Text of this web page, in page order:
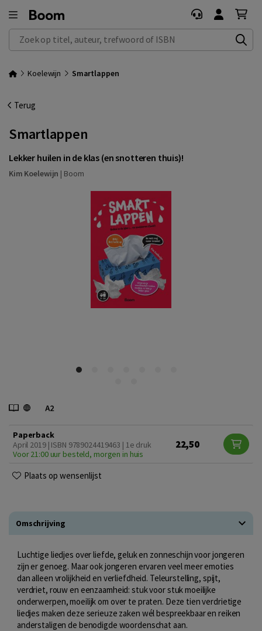
Zoek op titel, auteur, trefwoord of ISBN
Koelewijn Smartlappen
Terug
Smartlappen
Lekker huilen in de klas (en snotteren thuis)!
Kim Koelewijn | Boom
Paperback
April 2019 | ISBN 9789024419463 | 1e druk
Voor 21:00 uur besteld, morgen in huis
22,50
Plaats op wensenlijst
Omschrijving
Luchtige liedjes over liefde, geluk en zonneschijn voor jongeren
zijn er genoeg. Maar ook jongeren ervaren veel meer emoties
dan alleen vrolijkheid en verliefdheid. Teleurstelling, spijt,
verdriet, rouw en eenzaamheid: stuk voor stuk moeilijke
onderwerpen, moeilijk om over te praten. Deze tien verdrietige
liedjes maken deze serieuze zaken wél bespreekbaar en reiken
anderstaligen de benodigde woordenschat aan.